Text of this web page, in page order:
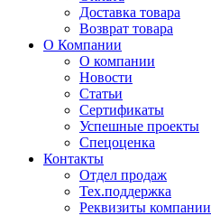
Доставка товара
Возврат товара
О Компании
О компании
Новости
Статьи
Сертификаты
Успешные проекты
Спецоценка
Контакты
Отдел продаж
Тех.поддержка
Реквизиты компании